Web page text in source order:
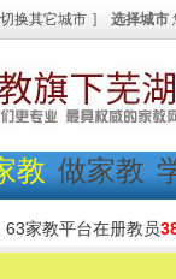
切换其它城市 ] 选择城市
教 做家教
63家教平台在册教员